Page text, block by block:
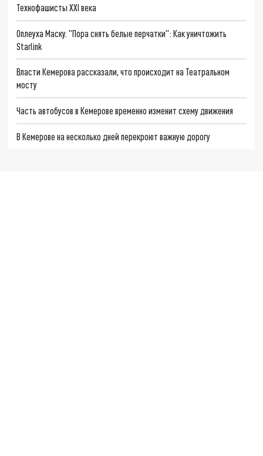
Технофашисты XXI века
Оплеуха Маску. "Пора снять белые перчатки": Как уничтожить
Starlink
Власти Кемерова рассказали, что происходит на Театральном
мосту
Часть автобусов в Кемерове временно изменит схему движения
В Кемерове на несколько дней перекроют важную дорогу